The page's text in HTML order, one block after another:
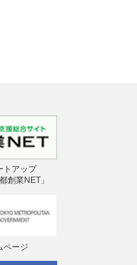
トアップ
創業NET」
ページ